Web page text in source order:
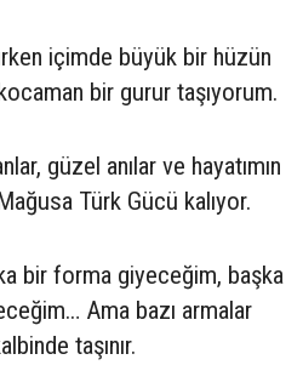
içimde büyük bir hüzün
bir gurur taşıyorum.
güzel anılar ve hayatımın
Türk Gücü kalıyor.
bir forma giyeceğim, başka
Ama bazı armalar
taşınır.